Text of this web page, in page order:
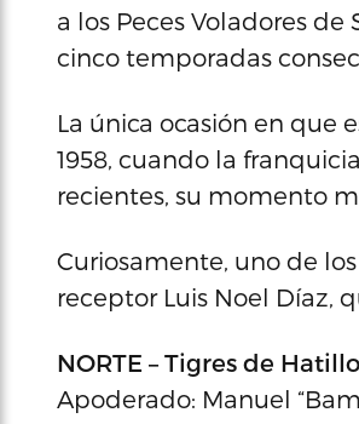
a los Peces Voladores
cinco temporadas
La única ocasión en que
1958, cuando la
recientes, su momento
Curiosamente, uno de
receptor Luis Noel Díaz,
NORTE – Tigres de Hatillo
Apoderado: Manuel